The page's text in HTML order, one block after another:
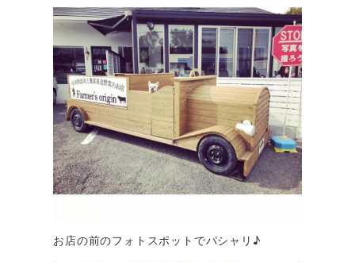
お店の前のフォトスポットでパシャリ♪